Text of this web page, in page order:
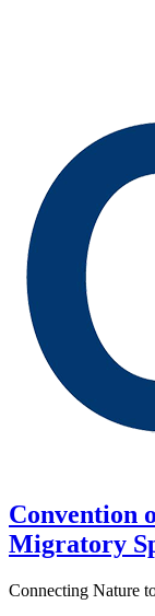
Convention
Migratory
Connecting Nature